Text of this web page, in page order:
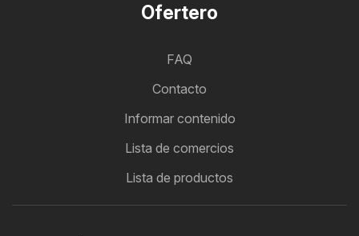
Ofertero
FAQ
Contacto
Informar contenido
Lista de comercios
Lista de productos